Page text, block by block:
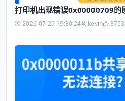
打印机出现错误0x00000709的
2026-07-29 19:30:24 kevin